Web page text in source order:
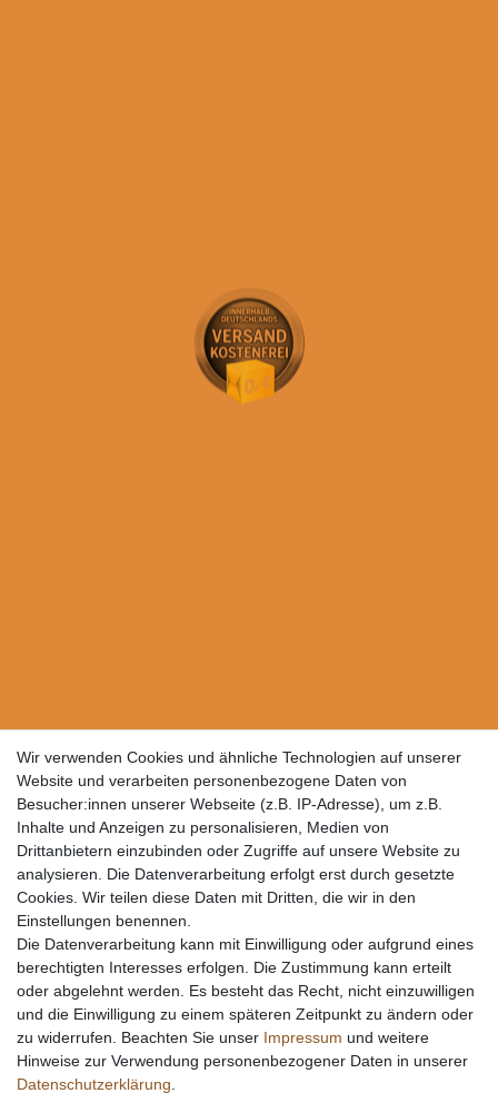
Wir verwenden Cookies und ähnliche Technologien auf unserer
Website und verarbeiten personenbezogene Daten von
Besucher:innen unserer Webseite (z.B. IP-Adresse), um z.B.
Inhalte und Anzeigen zu personalisieren, Medien von
Drittanbietern einzubinden oder Zugriffe auf unsere Website zu
analysieren. Die Datenverarbeitung erfolgt erst durch gesetzte
Cookies. Wir teilen diese Daten mit Dritten, die wir in den
Einstellungen benennen.
Die Datenverarbeitung kann mit Einwilligung oder aufgrund eines
berechtigten Interesses erfolgen. Die Zustimmung kann erteilt
oder abgelehnt werden. Es besteht das Recht, nicht einzuwilligen
und die Einwilligung zu einem späteren Zeitpunkt zu ändern oder
zu widerrufen. Beachten Sie unser Impressum und weitere
Hinweise zur Verwendung personenbezogener Daten in unserer
Daten­schutz­erklärung